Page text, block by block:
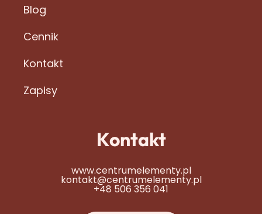
Blog
Cennik
Kontakt
Zapisy
Kontakt
www.centrumelementy.pl
kontakt@centrumelementy.pl
+48 506 356 041